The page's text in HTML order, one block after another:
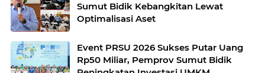
Sumut Bidik Kebangkitan Lewat
Optimalisasi Aset
Event PRSU 2026 Sukses Putar Uang
Rp50 Miliar, Pemprov Sumut Bidik